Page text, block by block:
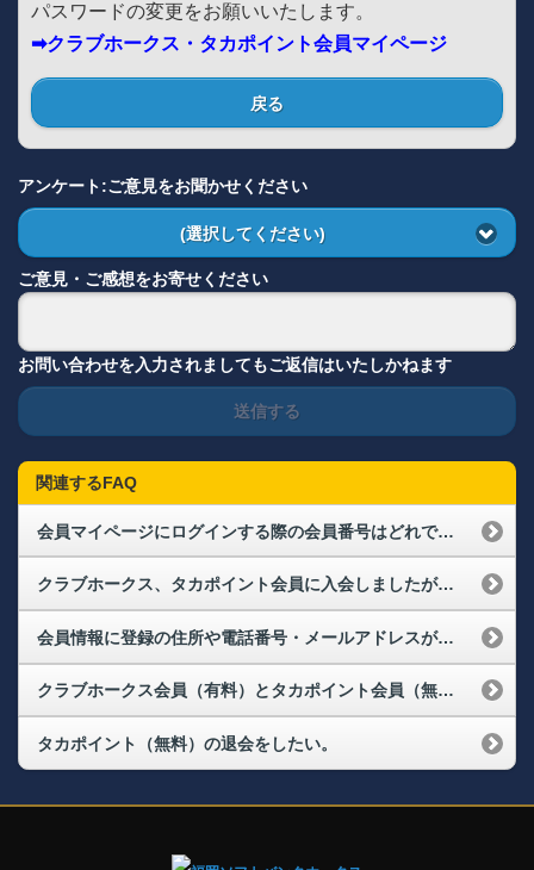
パスワードの変更をお願いいたします。
➡クラブホークス・タカポイント会員マイページ
戻る
アンケート:ご意見をお聞かせください
(選択してください)
ご意見・ご感想をお寄せください
お問い合わせを入力されましてもご返信はいたしかねます
送信する
関連するFAQ
会員マイページにログインする際の会員番号はどれですか？また、パスワードを忘れてしまった場合はどうすればよいですか？（ログインができない）
クラブホークス、タカポイント会員に入会しましたが、会員マイページにログインできません。
会員情報に登録の住所や電話番号・メールアドレスが変わりました。変更手続きはどうすればよいでしょうか？（メールアドレス変更）
クラブホークス会員（有料）とタカポイント会員（無料）の違いは何ですか？
タカポイント（無料）の退会をしたい。